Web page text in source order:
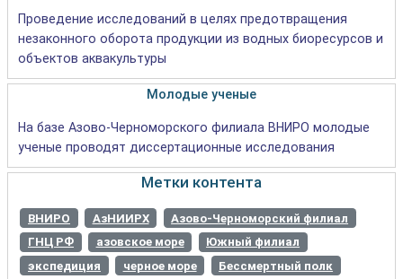
Проведение исследований в целях предотвращения
незаконного оборота продукции из водных биоресурсов и
объектов аквакультуры
Молодые ученые
На базе Азово-Черноморского филиала ВНИРО молодые
ученые проводят диссертационные исследования
Метки контента
ВНИРО АзНИИРХ
Азово-Черноморский филиал
ГНЦ РФ
азовское море
Южный филиал
экспедиция
черное море
Бессмертный полк